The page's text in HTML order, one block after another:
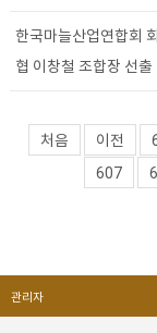
한국마늘산업연합회
협 이창철 조합장 선출
처음 이전
607
관리자